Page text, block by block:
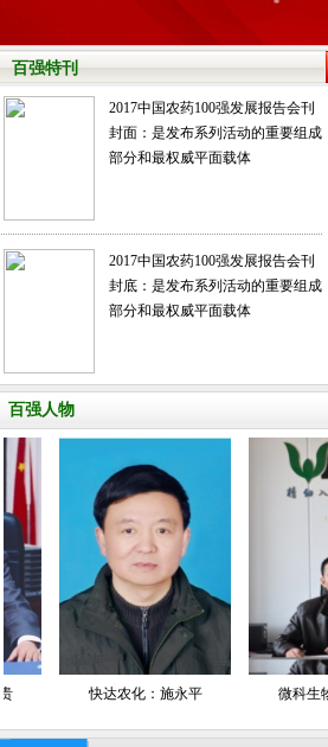
百强特刊
2017中国农药100强发展报告会刊
封面：是发布系列活动的重要组成
部分和最权威平面载体
2017中国农药100强发展报告会刊
封底：是发布系列活动的重要组成
部分和最权威平面载体
百强人物
快达农化：施永平 微科生物：韩希军